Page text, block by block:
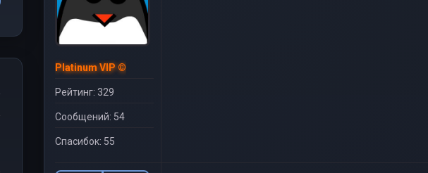
Platinum VIP ©
Рейтинг: 329
Сообщений: 54
Спасибок: 55